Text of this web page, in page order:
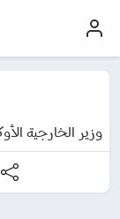
وزير الخارجية